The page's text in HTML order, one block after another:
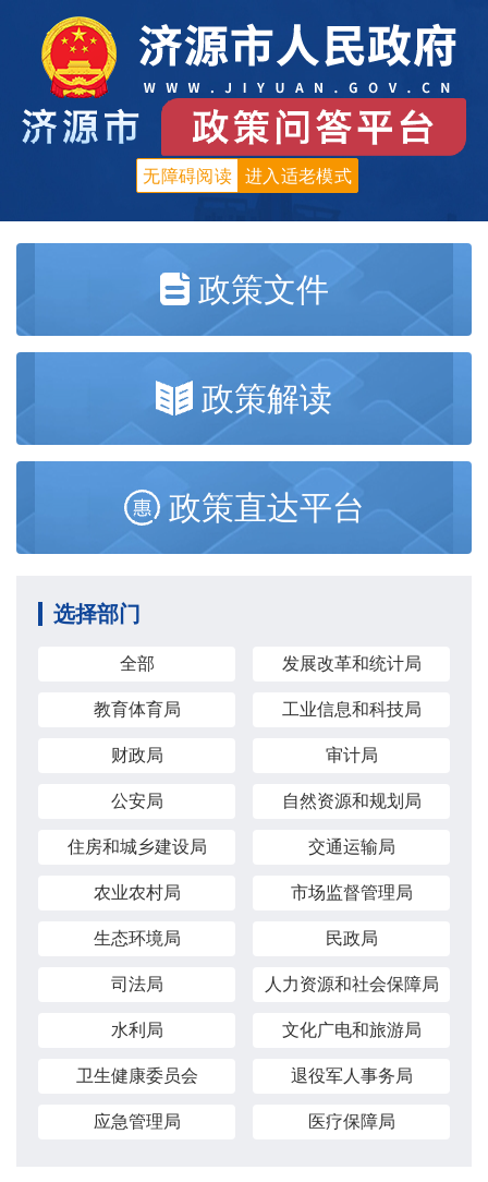
进入适老模式
无障碍阅读
政策文件
政策解读
政策直达平台
选择部门
全部 发展改革和统计局
教育体育局 工业信息和科技局
财政局 审计局
公安局 自然资源和规划局
住房和城乡建设局 交通运输局
农业农村局 市场监督管理局
生态环境局 民政局
司法局 人力资源和社会保障局
水利局 文化广电和旅游局
卫生健康委员会 退役军人事务局
应急管理局 医疗保障局